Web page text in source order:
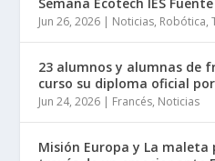
Jun 26, 2026 | Noticias, Robótica,
23 alumnos y alumnas de
curso su diploma oficial
Jun 24, 2026 | Francés, Noticias
Misión Europa y La